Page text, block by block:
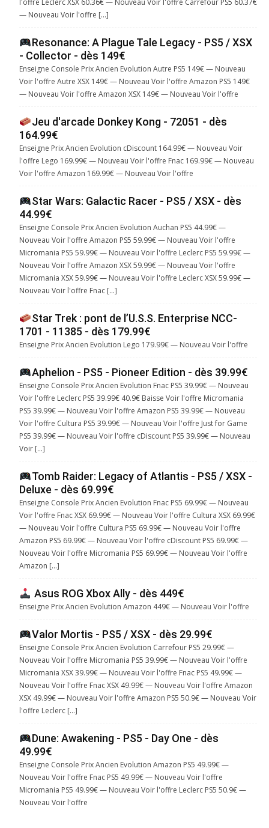
l'offre Leclerc XSX 60.36€ — Nouveau Voir l'offre Carrefour PS5 60.37€
— Nouveau Voir l'offre […]
Resonance: A Plague Tale Legacy - PS5 / XSX
- Collector - dès 149€
Enseigne Console Prix Ancien Evolution Autre PS5 149€ — Nouveau
Voir l'offre Autre XSX 149€ — Nouveau Voir l'offre Amazon PS5 149€
— Nouveau Voir l'offre Amazon XSX 149€ — Nouveau Voir l'offre
Jeu d'arcade Donkey Kong - 72051 - dès
164.99€
Enseigne Prix Ancien Evolution cDiscount 164.99€ — Nouveau Voir
l'offre Lego 169.99€ — Nouveau Voir l'offre Fnac 169.99€ — Nouveau
Voir l'offre Amazon 169.99€ — Nouveau Voir l'offre
Star Wars: Galactic Racer - PS5 / XSX - dès
44.99€
Enseigne Console Prix Ancien Evolution Auchan PS5 44.99€ —
Nouveau Voir l'offre Amazon PS5 59.99€ — Nouveau Voir l'offre
Micromania PS5 59.99€ — Nouveau Voir l'offre Leclerc PS5 59.99€ —
Nouveau Voir l'offre Amazon XSX 59.99€ — Nouveau Voir l'offre
Micromania XSX 59.99€ — Nouveau Voir l'offre Leclerc XSX 59.99€ —
Nouveau Voir l'offre Fnac […]
Star Trek : pont de l’U.S.S. Enterprise NCC-
1701 - 11385 - dès 179.99€
Enseigne Prix Ancien Evolution Lego 179.99€ — Nouveau Voir l'offre
Aphelion - PS5 - Pioneer Edition - dès 39.99€
Enseigne Console Prix Ancien Evolution Fnac PS5 39.99€ — Nouveau
Voir l'offre Leclerc PS5 39.99€ 40.9€ Baisse Voir l'offre Micromania
PS5 39.99€ — Nouveau Voir l'offre Amazon PS5 39.99€ — Nouveau
Voir l'offre Cultura PS5 39.99€ — Nouveau Voir l'offre Just for Game
PS5 39.99€ — Nouveau Voir l'offre cDiscount PS5 39.99€ — Nouveau
Voir […]
Tomb Raider: Legacy of Atlantis - PS5 / XSX -
Deluxe - dès 69.99€
Enseigne Console Prix Ancien Evolution Fnac PS5 69.99€ — Nouveau
Voir l'offre Fnac XSX 69.99€ — Nouveau Voir l'offre Cultura XSX 69.99€
— Nouveau Voir l'offre Cultura PS5 69.99€ — Nouveau Voir l'offre
Amazon PS5 69.99€ — Nouveau Voir l'offre cDiscount PS5 69.99€ —
Nouveau Voir l'offre Micromania PS5 69.99€ — Nouveau Voir l'offre
Amazon […]
Asus ROG Xbox Ally - dès 449€
Enseigne Prix Ancien Evolution Amazon 449€ — Nouveau Voir l'offre
Valor Mortis - PS5 / XSX - dès 29.99€
Enseigne Console Prix Ancien Evolution Carrefour PS5 29.99€ —
Nouveau Voir l'offre Micromania PS5 39.99€ — Nouveau Voir l'offre
Micromania XSX 39.99€ — Nouveau Voir l'offre Fnac PS5 49.99€ —
Nouveau Voir l'offre Fnac XSX 49.99€ — Nouveau Voir l'offre Amazon
XSX 49.99€ — Nouveau Voir l'offre Amazon PS5 50.9€ — Nouveau Voir
l'offre Leclerc […]
Dune: Awakening - PS5 - Day One - dès
49.99€
Enseigne Console Prix Ancien Evolution Amazon PS5 49.99€ —
Nouveau Voir l'offre Fnac PS5 49.99€ — Nouveau Voir l'offre
Micromania PS5 49.99€ — Nouveau Voir l'offre Leclerc PS5 50.9€ —
Nouveau Voir l'offre